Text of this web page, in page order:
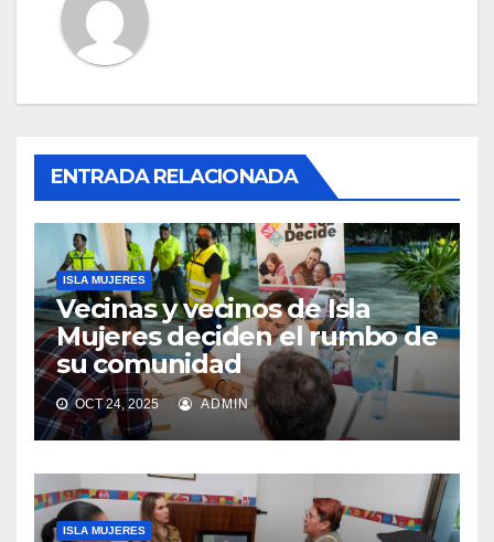
ENTRADA RELACIONADA
ISLA MUJERES
Vecinas y vecinos de Isla
Mujeres deciden el rumbo de
su comunidad
OCT 24, 2025 ADMIN
ISLA MUJERES